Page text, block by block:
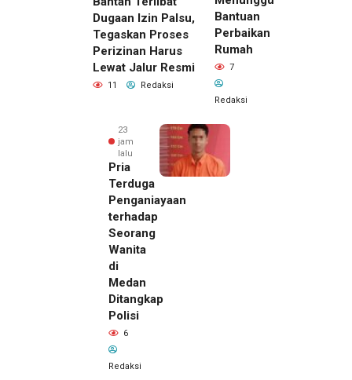
Dugaan Izin Palsu,
Tegaskan Proses
Perizinan Harus
Lewat Jalur Resmi
11 Redaksi
Bantuan
Perbaikan
Rumah
7
Redaksi
23
jam
lalu
Pria
Terduga
Penganiayaan
terhadap
Seorang
Wanita
di
Medan
Ditangkap
Polisi
6
Redaksi
22 jam lalu
Kepala
DPMPTSP
Deli
Serdang
Bantah
Terlibat